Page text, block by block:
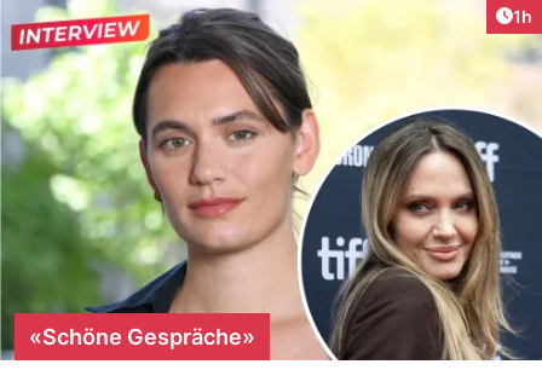
1h
«Schöne Gespräche»